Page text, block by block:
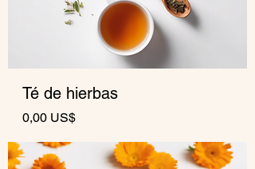
Té de hierbas
Precio
0,00 US$